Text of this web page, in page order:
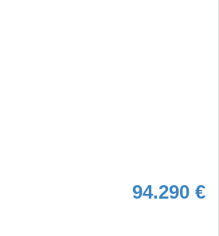
94.290 €